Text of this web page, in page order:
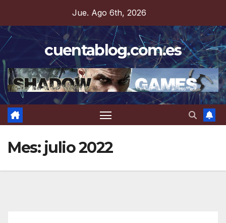
contenido
Jue. Ago 6th, 2026
cuentablog.com.es
Mes: julio 2022